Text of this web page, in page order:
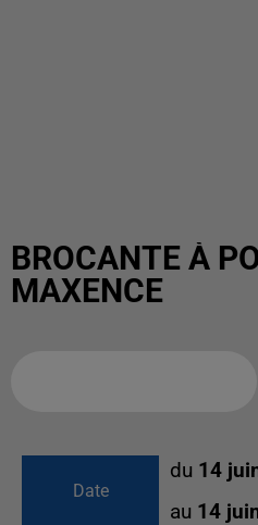
BROCANTE À
MAXENCE
Date
du 14
au 14